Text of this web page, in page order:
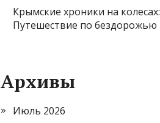
Крымские хроники на колесах:
Путешествие по бездорожью
Архивы
Июль 2026